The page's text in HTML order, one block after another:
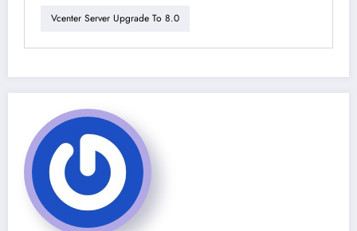
Vcenter Server Upgrade To 8.0